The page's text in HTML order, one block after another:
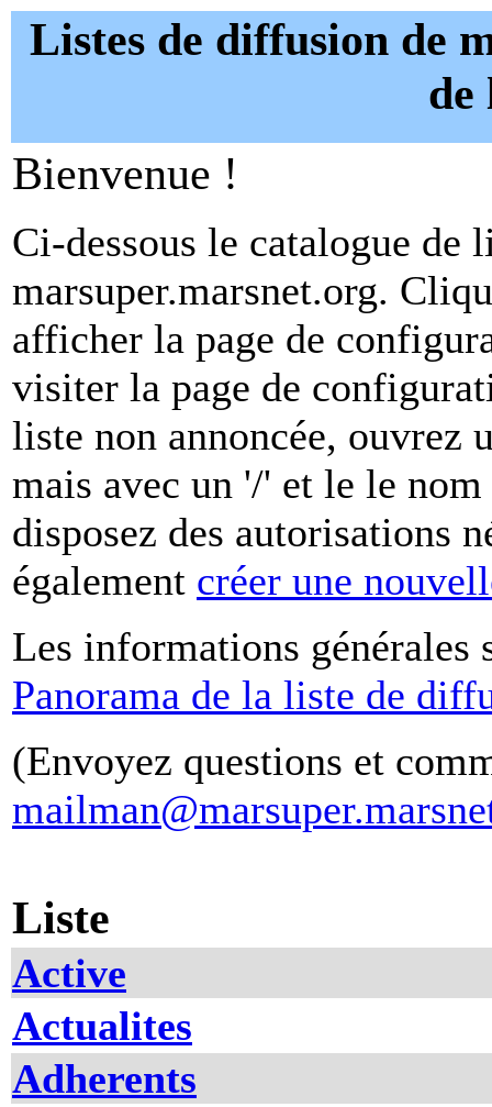
Listes de diffusion de
Bienvenue !
Ci-dessous le catalogue
marsuper.marsnet.org.
afficher la page de
visiter la page de
liste non annoncée, ouvrez
mais avec un '/' et le le
disposez des autorisations
également créer une
Les informations générales
Panorama de la liste de
(Envoyez questions et
Liste
Active
Actualites
Adherents